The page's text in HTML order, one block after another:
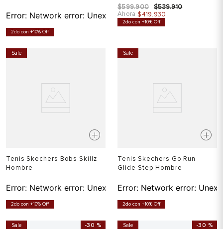
Error: Network error: Unexpected token T in JSON at
2do con +10% Off
$599.900 $539.910
Ahora $419.930
2do con +10% Off
Sale
Tenis Skechers Bobs Skillz
Hombre
Error: Network error: Unexpected token T in JSON at
2do con +10% Off
Sale
Tenis Skechers Go Run
Glide-Step Hombre
Error: Network error:
2do con +10% Off
Sale -30 % Sale -30 %